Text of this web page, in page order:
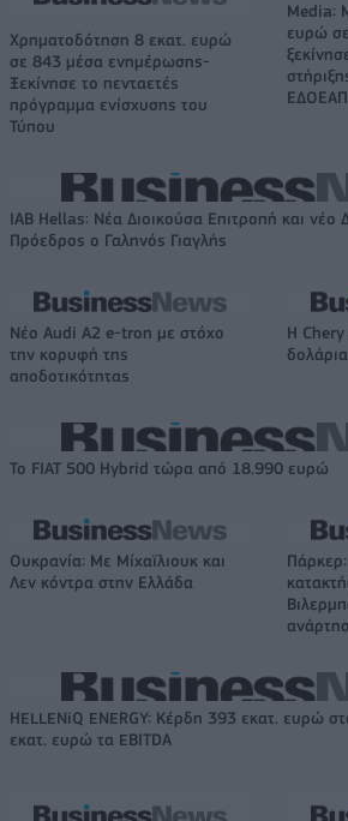
Χρηματοδότηση 8 εκατ. ευρώ
σε 843 μέσα ενημέρωσης-
Ξεκίνησε το πενταετές
πρόγραμμα ενίσχυσης του
Τύπου
Media:
ευρώ
ΕΔΟΕΑΠ
IAB Hellas: Νέα Διοικούσα Επιτροπή και νέο
Πρόεδρος ο Γαληνός Γιαγλής
Νέο Audi A2 e-tron με στόχο
την κορυφή της
αποδοτικότητας
Η Chery
Το FIAT 500 Hybrid τώρα από 18.990 ευρώ
Ουκρανία: Με Μίχαϊλιουκ και
Λεν κόντρα στην Ελλάδα
HELLENiQ ENERGY: Κέρδη 393 εκατ. ευρώ
εκατ. ευρώ τα EBITDA